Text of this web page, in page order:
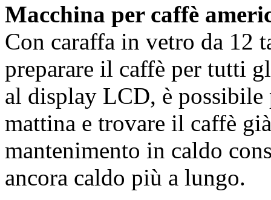
Macchina per caffè
Con caraffa in vetro da 12
preparare il caffè per tutti
al display LCD, è
mattina e trovare il caffè
mantenimento in caldo
ancora caldo più a lungo.